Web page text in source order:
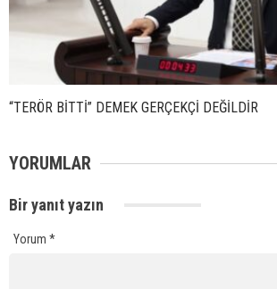
“TERÖR BİTTİ” DEMEK GERÇEKÇİ DEĞİLDİR
YORUMLAR
Bir yanıt yazın
Yorum *